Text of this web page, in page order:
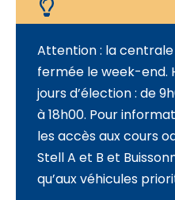
Attention : la
fermée le week-end.
jours d’élection : de
à 18h00. Pour
les accès aux cours
Stell A et B et
qu’aux véhicules